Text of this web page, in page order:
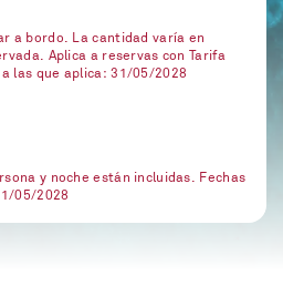
a bordo. La cantidad varía en
Aplica a reservas con Tarifa
las que aplica: 31/05/2028
y noche están incluidas. Fechas
05/2028